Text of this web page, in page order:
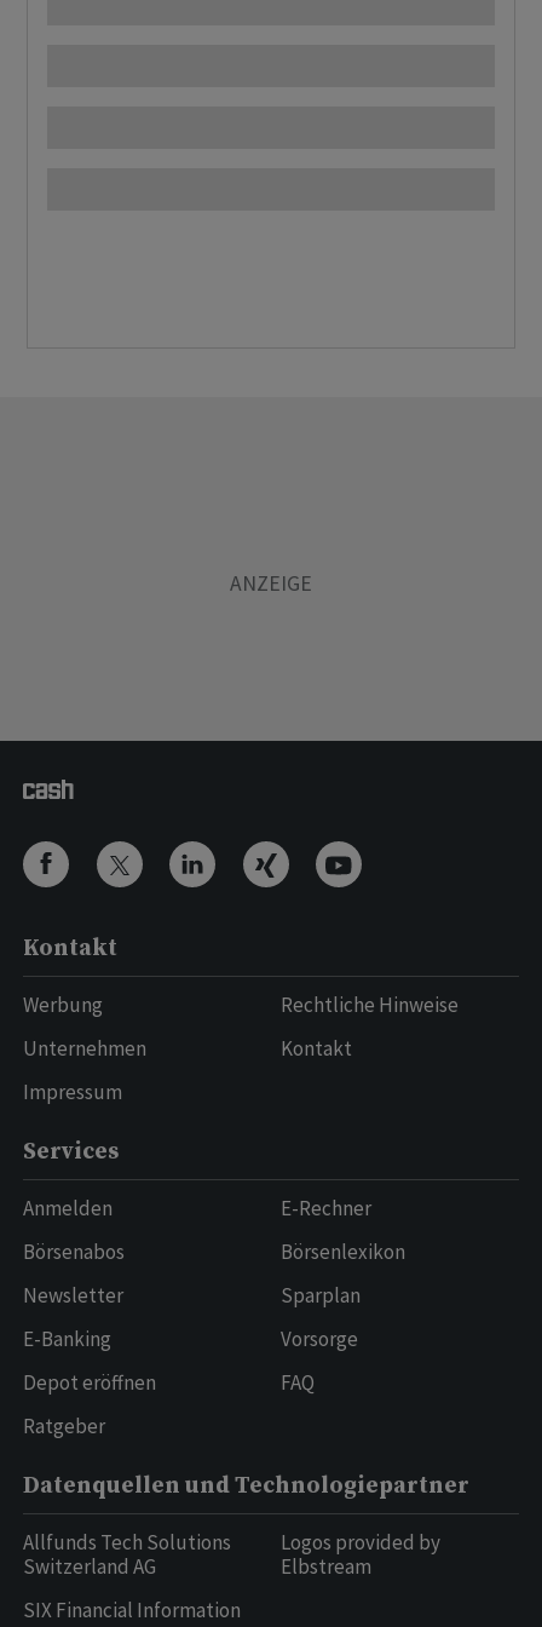
Kontakt
Werbung
Unternehmen
Impressum
Rechtliche Hinweise
Kontakt
Services
Anmelden
Börsenabos
Newsletter
E-Banking
Depot eröffnen
Ratgeber
E-Rechner
Börsenlexikon
Sparplan
Vorsorge
FAQ
Datenquellen und Technologiepartner
Allfunds Tech Solutions
Switzerland AG
SIX Financial Information
Logos provided by
Elbstream